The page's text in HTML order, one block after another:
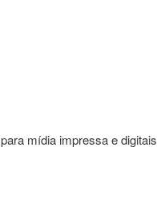
mídia impressa e digitais